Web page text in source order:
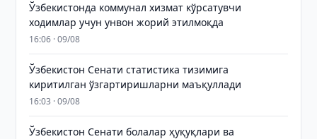
Ўзбекистонда коммунал хизмат кўрсатувчи
ходимлар учун унвон жорий этилмоқда
16:06 · 09/08
Ўзбекистон Сенати статистика тизимига
киритилган ўзгартиришларни маъқуллади
16:03 · 09/08
Ўзбекистон Сенати болалар ҳуқуқлари ва